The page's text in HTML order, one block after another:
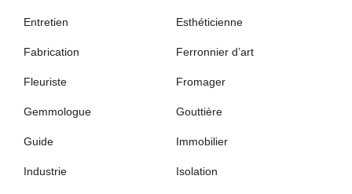
Entretien Esthéticienne
Fabrication Ferronnier d’art
Fleuriste Fromager
Gemmologue Gouttière
Guide Immobilier
Industrie Isolation